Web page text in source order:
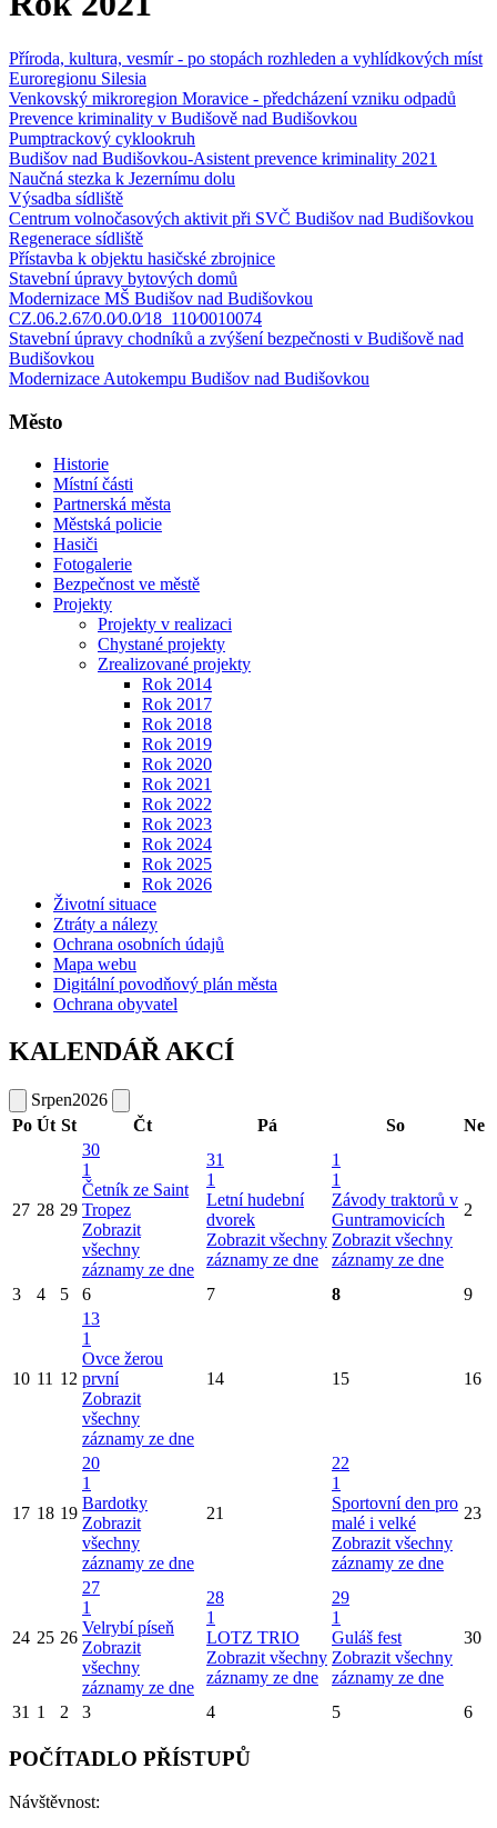
Příroda, kultura, vesmír - po stopách rozhleden a vyhlídkových míst
Euroregionu Silesia
Venkovský mikroregion Moravice - předcházení vzniku odpadů
Prevence kriminality v Budišově nad Budišovkou
Pumptrackový cyklookruh
Budišov nad Budišovkou-Asistent prevence kriminality 2021
Naučná stezka k Jezernímu dolu
Výsadba sídliště
Centrum volnočasových aktivit při SVČ Budišov nad Budišovkou
Regenerace sídliště
Přístavba k objektu hasičské zbrojnice
Stavební úpravy bytových domů
Modernizace MŠ Budišov nad Budišovkou
CZ.06.2.67⁄0.0⁄0.0⁄18_110⁄0010074
Stavební úpravy chodníků a zvýšení bezpečnosti v Budišově nad
Budišovkou
Modernizace Autokempu Budišov nad Budišovkou
Město
Historie
Místní části
Partnerská města
Městská policie
Hasiči
Fotogalerie
Bezpečnost ve městě
Projekty
Projekty v realizaci
Chystané projekty
Zrealizované projekty
Rok 2014
Rok 2017
Rok 2018
Rok 2019
Rok 2020
Rok 2021
Rok 2022
Rok 2023
Rok 2024
Rok 2025
Rok 2026
Životní situace
Ztráty a nálezy
Ochrana osobních údajů
Mapa webu
Digitální povodňový plán města
Ochrana obyvatel
KALENDÁŘ AKCÍ
Srpen2026
Po Út St Čt Pá So Ne
27 28 29
30
1
Četník ze Saint
Tropez
Zobrazit
všechny
záznamy ze dne
31
1
Letní hudební
dvorek
Zobrazit všechny
záznamy ze dne
1
1
Závody traktorů v
Guntramovicích
Zobrazit všechny
záznamy ze dne
2
3 4 5 6 7 8 9
10 11 12
13
1
Ovce žerou
první
Zobrazit
všechny
záznamy ze dne
14 15 16
17 18 19
20
1
Bardotky
Zobrazit
všechny
záznamy ze dne
21
22
1
Sportovní den pro
malé i velké
Zobrazit všechny
záznamy ze dne
23
24 25 26
27
1
Velrybí píseň
Zobrazit
všechny
záznamy ze dne
28
1
LOTZ TRIO
Zobrazit všechny
záznamy ze dne
29
1
Guláš fest
Zobrazit všechny
záznamy ze dne
30
31 1 2 3 4 5 6
POČÍTADLO PŘÍSTUPŮ
Návštěvnost: